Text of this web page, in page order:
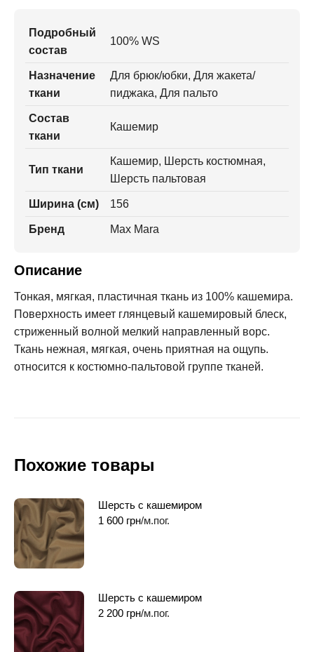
Подробный
состав
100% WS
Назначение
ткани
Для брюк/юбки, Для жакета/
пиджака, Для пальто
Состав
ткани
Кашемир
Тип ткани
Кашемир, Шерсть костюмная,
Шерсть пальтовая
Ширина (см) 156
Бренд Max Mara
Описание
Тонкая, мягкая, пластичная ткань из 100% кашемира.
Поверхность имеет глянцевый кашемировый блеск,
стриженный волной мелкий направленный ворс.
Ткань нежная, мягкая, очень приятная на ощупь.
относится к костюмно-пальтовой группе тканей.
Похожие товары
Шерсть с кашемиром
1 600 грн/м.пог.
Шерсть с кашемиром
2 200 грн/м.пог.